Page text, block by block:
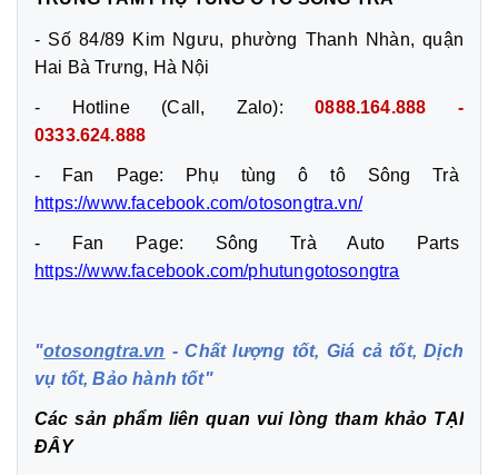
- Số 84/89 Kim Ngưu, phường Thanh Nhàn, quận
Hai Bà Trưng, Hà Nội
- Hotline (Call, Zalo):0888.164.888 -
0333.624.888
- Fan Page: Phụ tùng ô tô Sông Trà
https://www.facebook.com/otosongtra.vn/
- Fan Page: Sông Trà Auto Parts
https://www.facebook.com/phutungotosongtra
"otosongtra.vn - Chất lượng tốt, Giá cả tốt, Dịch
vụ tốt, Bảo hành tốt"
Các sản phẩm liên quan vui lòng tham khảo TẠI
ĐÂY